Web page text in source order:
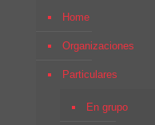
Home
Organizaciones
Particulares
En grupo